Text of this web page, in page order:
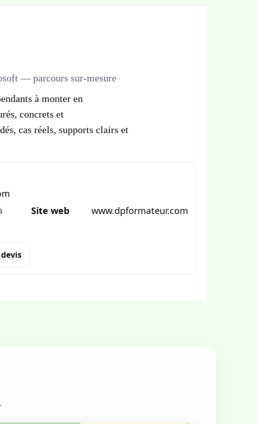
— parcours sur-mesure
à monter en
concrets et
cas réels, supports clairs et
Site web www.dpformateur.com